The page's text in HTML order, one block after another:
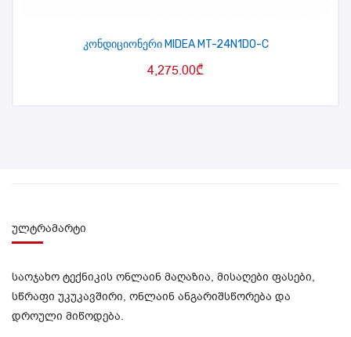
კონდიციონერი MIDEA MT-24N1DO-C
4,275.00₾
ულტრამარტი
საოჯახო ტექნიკის ონლაინ მაღაზია, მისაღები ფასები,
სწრაფი უკუკავშირი, ონლაინ ანგარიშსწორება და
დროული მიწოდება.